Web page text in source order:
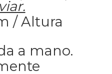
/ Altura
a mano.